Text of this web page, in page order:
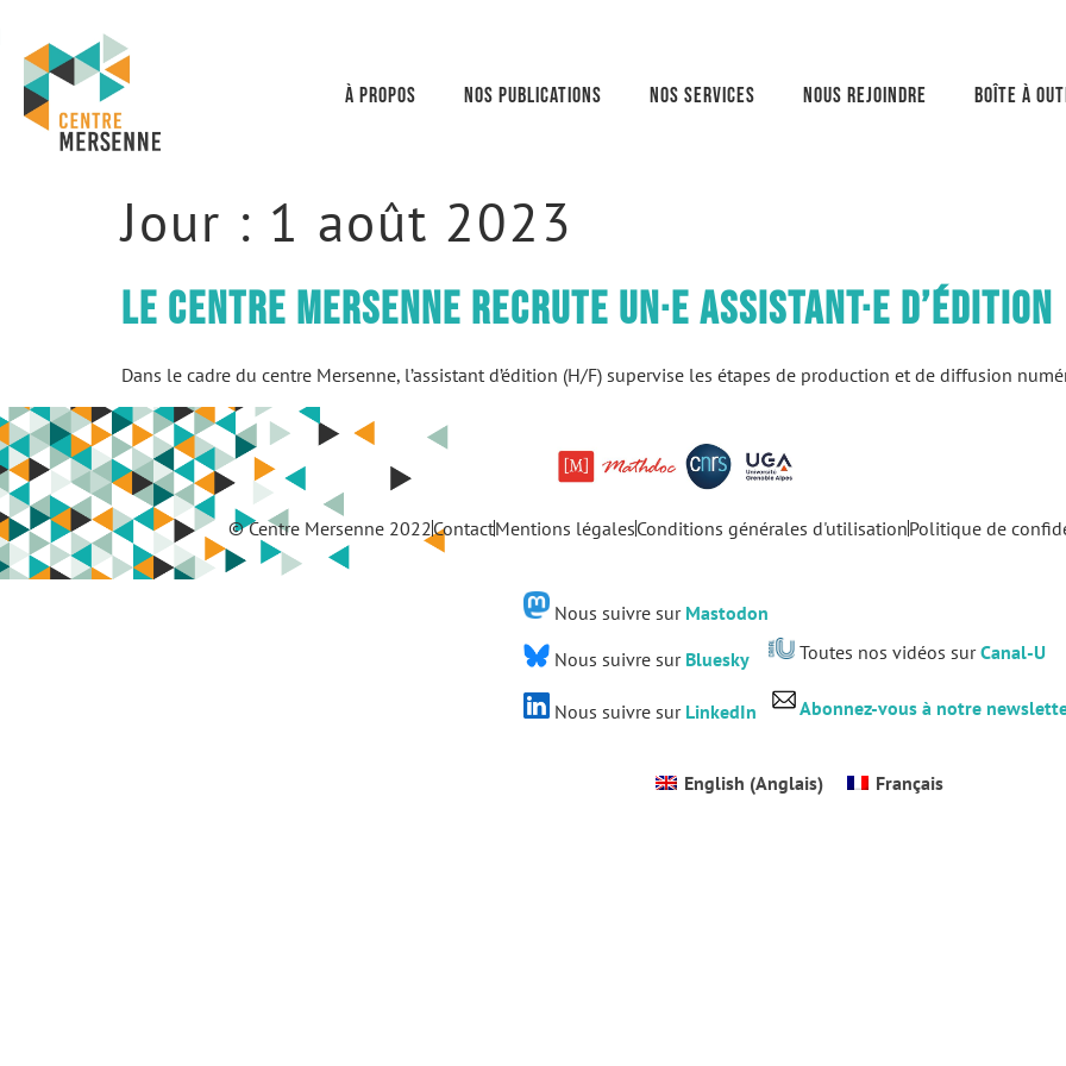
À propos Nos publications Nos services Nous rejoindre Boîte à
Jour : 1 août 2023
Le centre Mersenne recrute un·e assistant·e d’édition
Dans le cadre du centre Mersenne, l’assistant d’édition (H/F) supervise les étapes de production et de diffusion
© Centre Mersenne 2022ContactMentions légalesConditions générales d'utilisationPolitique de
Nous suivre sur Mastodon
Nous suivre sur Bluesky
Nous suivre sur LinkedIn
Toutes nos vidéos surCanal-U
Abonnez-vous à notre
English (Anglais) Français